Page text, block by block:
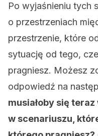
Po wyjaśnieniu tych
o przestrzeniach
przestrzenie, które
sytuację od tego,
pragniesz. Możesz
odpowiedź na
musiałoby się
w scenariuszu,